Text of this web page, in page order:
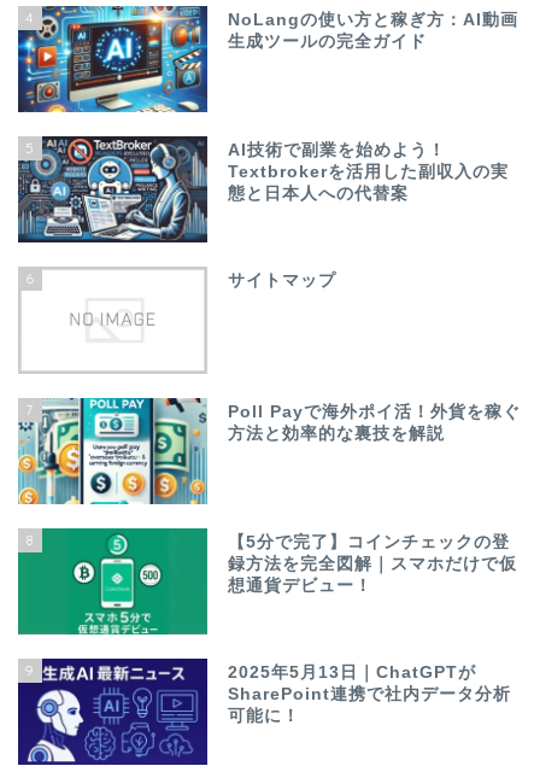
4
NoLangの使い方と稼ぎ方：AI動画
生成ツールの完全ガイド
5
AI技術で副業を始めよう！
Textbrokerを活用した副収入の実
態と日本人への代替案
6 サイトマップ
7
Poll Payで海外ポイ活！外貨を稼ぐ
方法と効率的な裏技を解説
8
【5分で完了】コインチェックの登
録方法を完全図解｜スマホだけで仮
想通貨デビュー！
9
2025年5月13日｜ChatGPTが
SharePoint連携で社内データ分析
可能に！